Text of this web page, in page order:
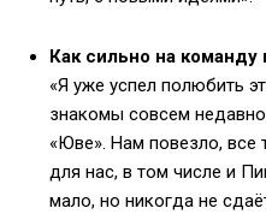
Как сильно на команду
«Я уже успел полюбить
знакомы совсем
«Юве». Нам повезло, все
для нас, в том числе и
мало, но никогда не